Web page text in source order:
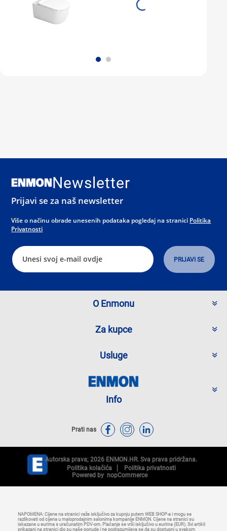
Newsletter
Prijavi se za naš newsletter
Više o načinu obrade unesenih podataka pogledaj na stranici Politika
Privatnosti
O Enmonu
Za kupce
Usluge
Info
Prati nas
Autorska prava; 2026 ENMON.HR. Sva prava pridržana.
Politika kolačića
Politika privatnosti
Powered by nopCommerce
NAPOMENA: Cijene na stranici važe isključivo za kupnju putem WEB SHOP-a i mogu se
razlikovati od cijena u maloprodajnim salonima kompanije ENMON. Cijene na stranici su
iskazane u eurima s uračunatim PDV-om. Plaćanje se vrši isključivo u eurima (EUR). Svi artikli
prikazani na stranici dio su naše ponude i ne podrazumijeva se da su dostupni u svakom